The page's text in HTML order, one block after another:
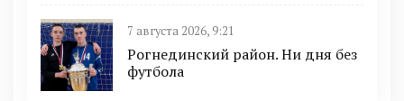
7 августа 2026, 9:21
Рогнединский район. Ни дня без
футбола